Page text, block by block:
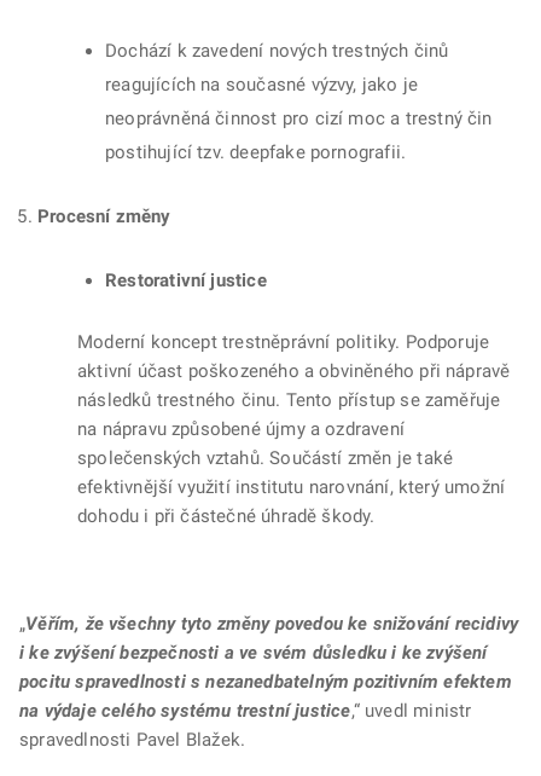
Dochází k zavedení nových trestných činů
reagujících na současné výzvy, jako je
neoprávněná činnost pro cizí moc a trestný čin
postihující tzv. deepfake pornografii.
Procesní změny
Restorativní justice
Moderní koncept trestněprávní politiky. Podporuje
aktivní účast poškozeného a obviněného při nápravě
následků trestného činu. Tento přístup se zaměřuje
na nápravu způsobené újmy a ozdravení
společenských vztahů. Součástí změn je také
efektivnější využití institutu narovnání, který umožní
dohodu i při částečné úhradě škody.
„Věřím, že všechny tyto změny povedou ke snižování recidivy
i ke zvýšení bezpečnosti a ve svém důsledku i ke zvýšení
pocitu spravedlnosti s nezanedbatelným pozitivním efektem
na výdaje celého systému trestní justice,“ uvedl ministr
spravedlnosti Pavel Blažek.